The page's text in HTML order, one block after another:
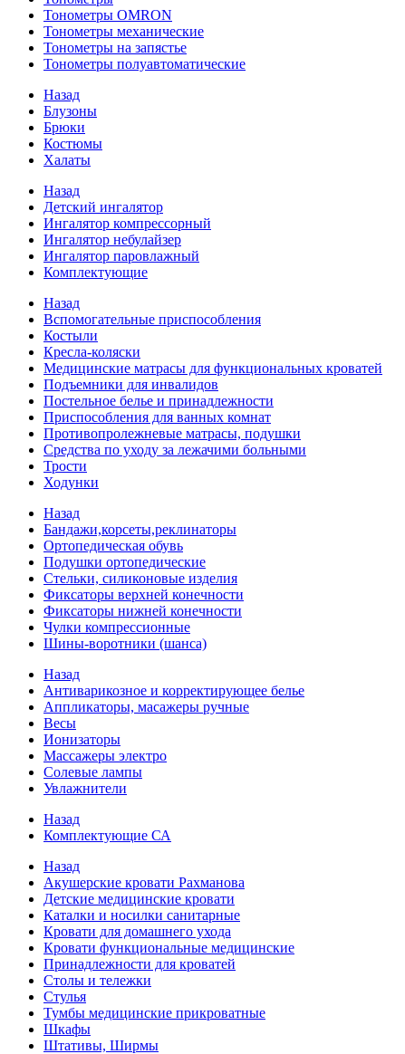
Тонометры OMRON
Тонометры механические
Тонометры на запястье
Тонометры полуавтоматические
Назад
Блузоны
Брюки
Костюмы
Халаты
Назад
Детский ингалятор
Ингалятор компрессорный
Ингалятор небулайзер
Ингалятор паровлажный
Комплектующие
Назад
Вспомогательные приспособления
Костыли
Кресла-коляски
Медицинские матрасы для функциональных кроватей
Подъемники для инвалидов
Постельное белье и принадлежности
Приспособления для ванных комнат
Противопролежневые матрасы, подушки
Средства по уходу за лежачими больными
Трости
Ходунки
Назад
Бандажи,корсеты,реклинаторы
Ортопедическая обувь
Подушки ортопедические
Стельки, силиконовые изделия
Фиксаторы верхней конечности
Фиксаторы нижней конечности
Чулки компрессионные
Шины-воротники (шанса)
Назад
Антиварикозное и корректирующее белье
Аппликаторы, масажеры ручные
Весы
Ионизаторы
Массажеры электро
Солевые лампы
Увлажнители
Назад
Комплектующие СА
Назад
Акушерские кровати Рахманова
Детские медицинские кровати
Каталки и носилки санитарные
Кровати для домашнего ухода
Кровати функциональные медицинские
Принадлежности для кроватей
Столы и тележки
Стулья
Тумбы медицинские прикроватные
Шкафы
Штативы, Ширмы